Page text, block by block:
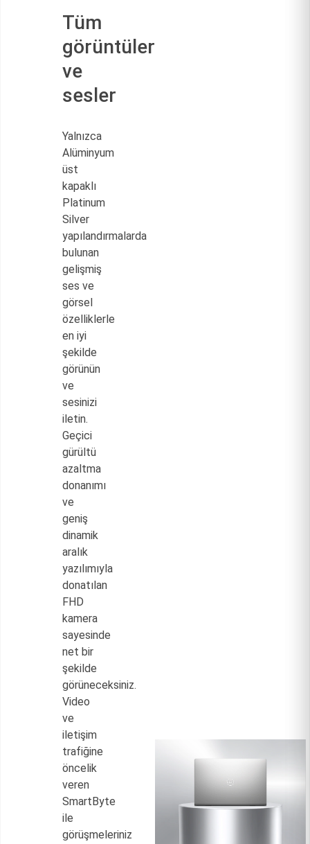
Tüm
görüntüler
ve
sesler
Yalnızca
Alüminyum
üst
kapaklı
Platinum
Silver
yapılandırmalarda
bulunan
gelişmiş
ses ve
görsel
özelliklerle
en iyi
şekilde
görünün
ve
sesinizi
iletin.
Geçici
gürültü
azaltma
donanımı
ve
geniş
dinamik
aralık
yazılımıyla
donatılan
FHD
kamera
sayesinde
net bir
şekilde
görüneceksiniz.
Video
ve
iletişim
trafiğine
öncelik
veren
SmartByte
ile
görüşmeleriniz